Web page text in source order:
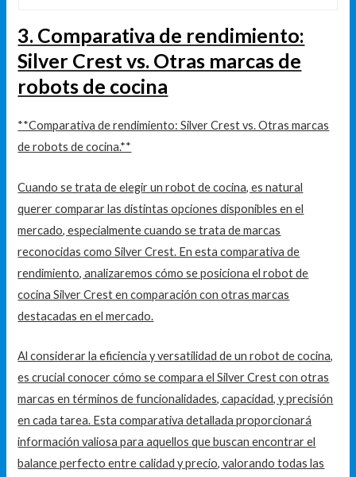
3. Comparativa de rendimiento:
Silver Crest vs. Otras marcas de
robots de cocina
**Comparativa de rendimiento: Silver Crest vs. Otras marcas
de robots de cocina.**
Cuando se trata de elegir un robot de cocina, es natural
querer comparar las distintas opciones disponibles en el
mercado, especialmente cuando se trata de marcas
reconocidas como Silver Crest. En esta comparativa de
rendimiento, analizaremos cómo se posiciona el robot de
cocina Silver Crest en comparación con otras marcas
destacadas en el mercado.
Al considerar la eficiencia y versatilidad de un robot de cocina,
es crucial conocer cómo se compara el Silver Crest con otras
marcas en términos de funcionalidades, capacidad, y precisión
en cada tarea. Esta comparativa detallada proporcionará
información valiosa para aquellos que buscan encontrar el
balance perfecto entre calidad y precio, valorando todas las